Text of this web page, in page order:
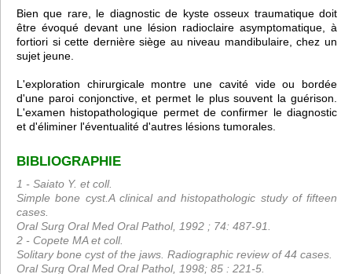
Bien que rare, le diagnostic de kyste osseux traumatique doit
être évoqué devant une lésion radioclaire asymptomatique, à
fortiori si cette dernière siège au niveau mandibulaire, chez un
sujet jeune.
L'exploration chirurgicale montre une cavité vide ou bordée
d'une paroi conjonctive, et permet le plus souvent la guérison.
L'examen histopathologique permet de confirmer le diagnostic
et d'éliminer l'éventualité d'autres lésions tumorales.
BIBLIOGRAPHIE
1 - Saiato Y. et coll.
Simple bone cyst.A clinical and histopathologic study of fifteen
cases.
Oral Surg Oral Med Oral Pathol, 1992 ; 74: 487-91.
2 - Copete MA et coll.
Solitary bone cyst of the jaws. Radiographic review of 44 cases.
Oral Surg Oral Med Oral Pathol, 1998; 85 : 221-5.